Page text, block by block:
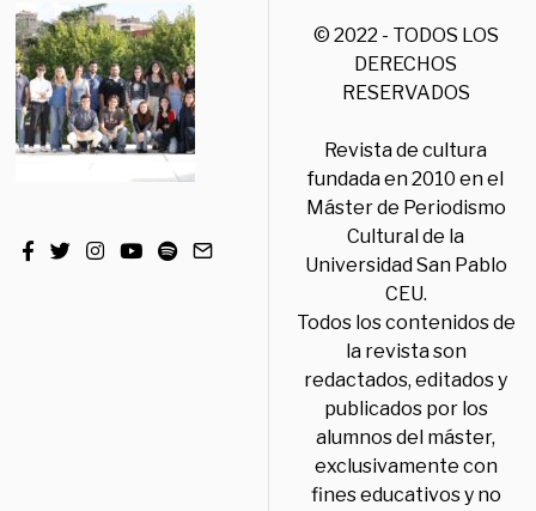
© 2022 - TODOS LOS
DERECHOS
RESERVADOS
Revista de cultura
fundada en 2010 en el
Máster de Periodismo
Cultural de la
Universidad San Pablo
CEU.
Todos los contenidos de
la revista son
redactados, editados y
publicados por los
alumnos del máster,
exclusivamente con
fines educativos y no